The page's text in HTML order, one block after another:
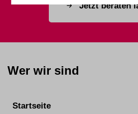
Jetzt beraten
Wer wir sind
Startseite